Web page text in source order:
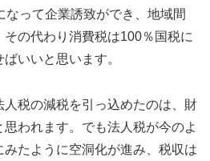
なって企業誘致ができ、地域間
の代わり消費税は100％国税に
いいと思います。
税の減税を引っ込めたのは、財
われます。でも法人税が今のよ
みたように空洞化が進み、税収は